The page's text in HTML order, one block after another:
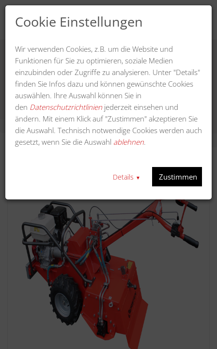
Cookie Einstellungen
Wir verwenden Cookies, z.B. um die Website und
Funktionen für Sie zu optimieren, soziale Medien
einzubinden oder Zugriffe zu analysieren. Unter "Details"
finden Sie Infos dazu und können gewünschte Cookies
auswählen. Ihre Auswahl können Sie in
den Datenschutzrichtlinien jederzeit einsehen und
ändern. Mit einem Klick auf "Zustimmen" akzeptieren Sie
die Auswahl. Technisch notwendige Cookies werden auch
gesetzt, wenn Sie die Auswahl ablehnen.
Details ▼ Zustimmen
Bodenfräse HF 700 G